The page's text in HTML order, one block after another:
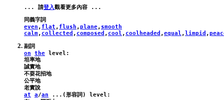
... 請登入
even , flat , flush ,plane, smooth
calm, collected , composed , cool , coolheaded ,equal ,limpid ,
on
the level :
坦率地
誠實地
不耍花招地
公平地
at
a/an ...(形容詞) level :